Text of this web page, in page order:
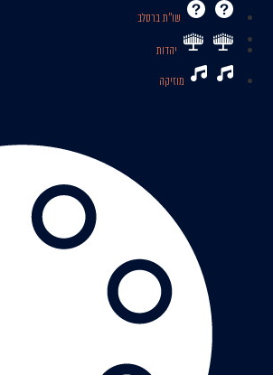
שו’’ת ברסלב
יהדות
מוזיקה